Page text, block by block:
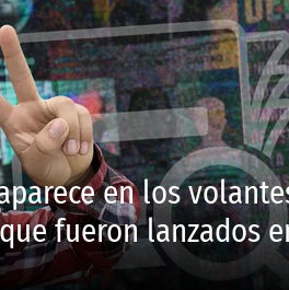
en los
fueron lanzados